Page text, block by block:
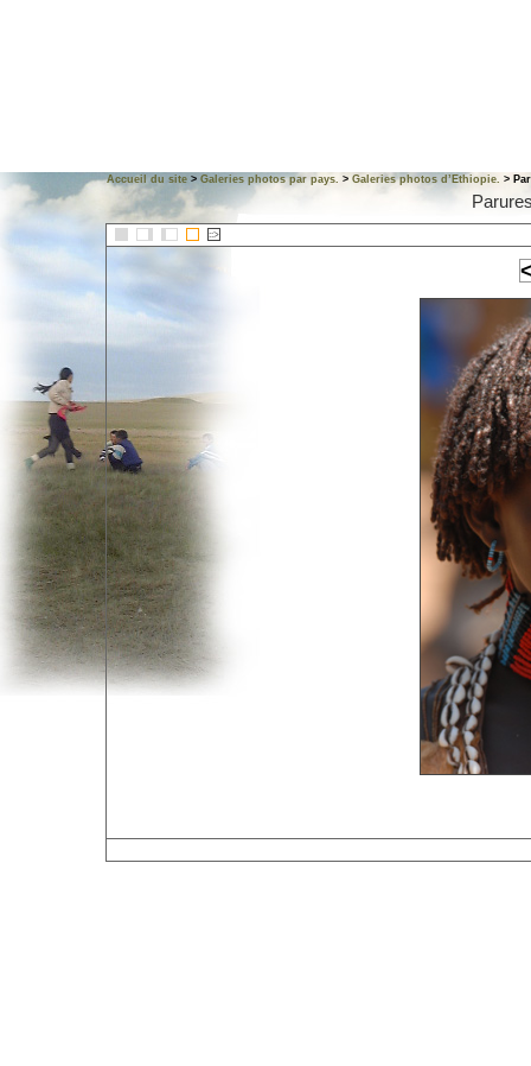
Accueil du site > Galeries photos par pays. > Galeries photos d’Ethiopie. >
::>